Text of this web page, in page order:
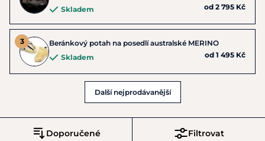
Skladem
od 2 795 Kč
Beránkový potah na posedlí australské MERINO
Skladem
od 1 495 Kč
Další nejprodávanější
Filtrovat
Doporučené